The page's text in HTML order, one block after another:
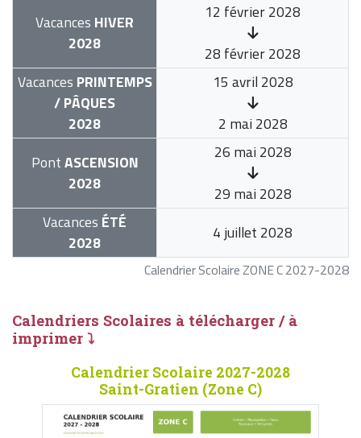
Calendrier Scolaire ZONE C 2027-2028
Vacances HIVER
2028
12 février 2028
28 février 2028
Vacances PRINTEMPS
/ PÂQUES
2028
15 avril 2028
2 mai 2028
PontASCENSION
2028
26 mai 2028
29 mai 2028
Vacances ÉTÉ
2028
4 juillet 2028
Calendriers Scolaires à télécharger / à
imprimer ⤵
Calendrier Scolaire 2027-2028
Saint-Gratien (Zone C)